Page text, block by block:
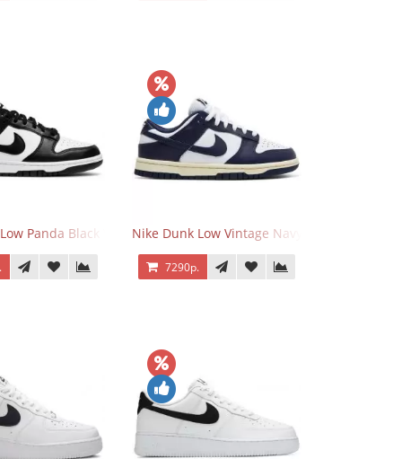
Panda Black WhiteNike Dunk Low Vintage Navy
7290р.